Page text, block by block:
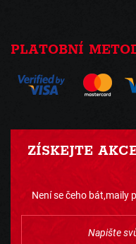
PLATOBNÍ
ZÍSKEJTE
Není se čeho bát,maily